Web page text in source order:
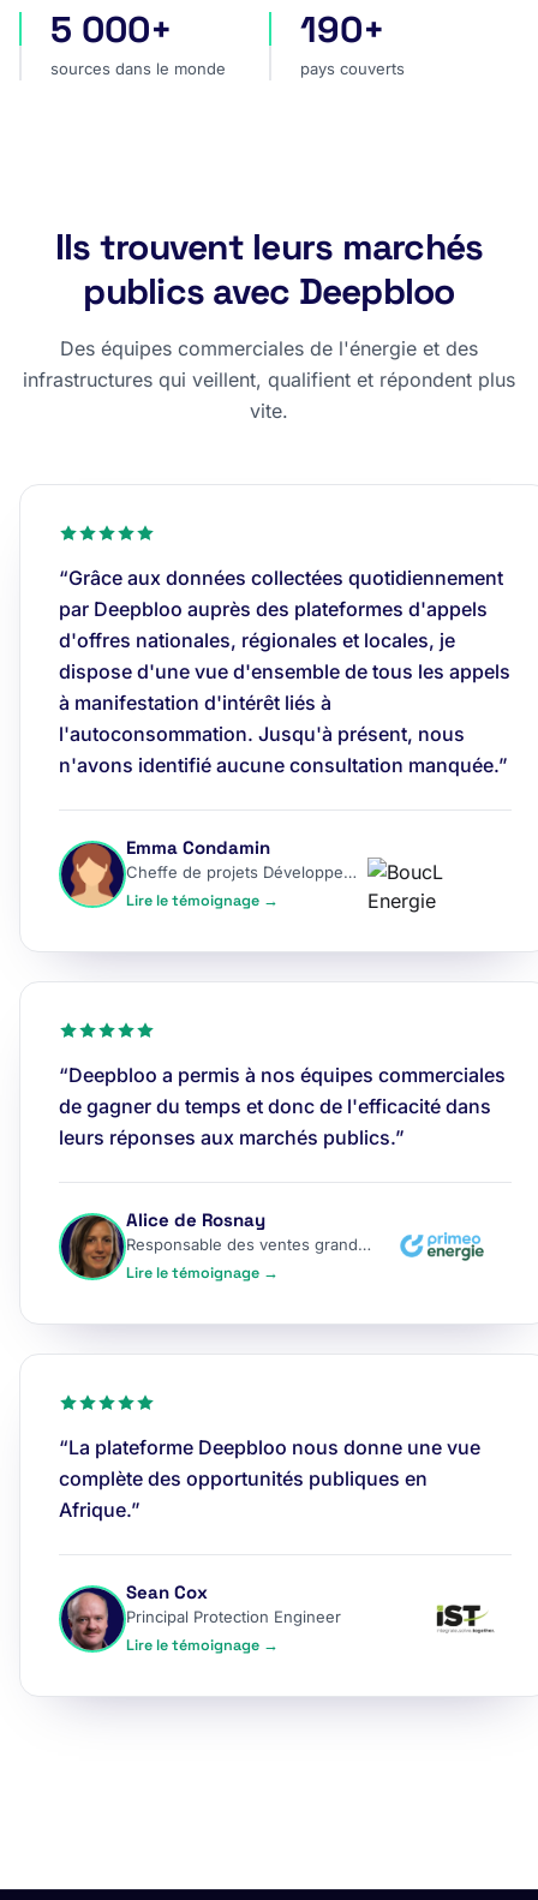
sources dans le monde
5 000+
sources dans le monde
pays couverts
190+
pays couverts
Ils trouvent leurs marchés
publics avec Deepbloo
Des équipes commerciales de l'énergie et des
infrastructures qui veillent, qualifient et répondent plus
vite.
“Grâce aux données collectées quotidiennement
par Deepbloo auprès des plateformes d'appels
d'offres nationales, régionales et locales, je
dispose d'une vue d'ensemble de tous les appels
à manifestation d'intérêt liés à
l'autoconsommation. Jusqu'à présent, nous
n'avons identifié aucune consultation manquée.”
Emma Condamin
Cheffe de projets Développement
Lire le témoignage →
“Deepbloo a permis à nos équipes commerciales
de gagner du temps et donc de l'efficacité dans
leurs réponses aux marchés publics.”
Alice de Rosnay
Responsable des ventes grands comptes
Lire le témoignage →
“La plateforme Deepbloo nous donne une vue
complète des opportunités publiques en
Afrique.”
Sean Cox
Principal Protection Engineer
Lire le témoignage →